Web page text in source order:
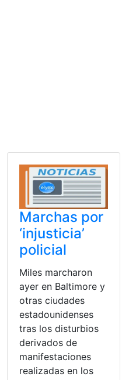
Marchas por
‘injusticia’
policial
Miles marcharon
ayer en Baltimore y
otras ciudades
estadounidenses
tras los disturbios
derivados de
manifestaciones
realizadas en los